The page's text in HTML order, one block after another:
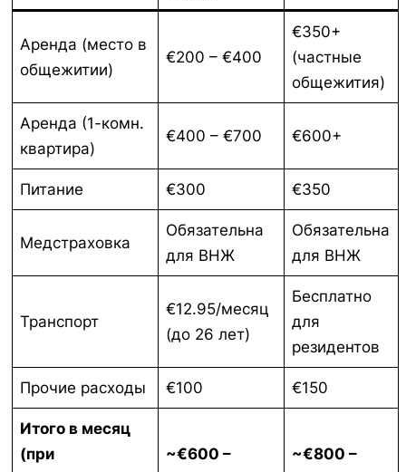
Аренда (место в
общежитии)
€200 – €400
€350+
(частные
общежития)
Аренда (1-комн.
квартира)
€400 – €700 €600+
Питание €300 €350
Медстраховка
Обязательна
для ВНЖ
Обязательна
для ВНЖ
Транспорт
€12.95/месяц
(до 26 лет)
Бесплатно
для
резидентов
Прочие расходы €100 €150
Итого в месяц
(при
~€600 –
~€800 –